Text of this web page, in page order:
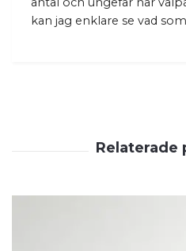
kan jag enklare se vad